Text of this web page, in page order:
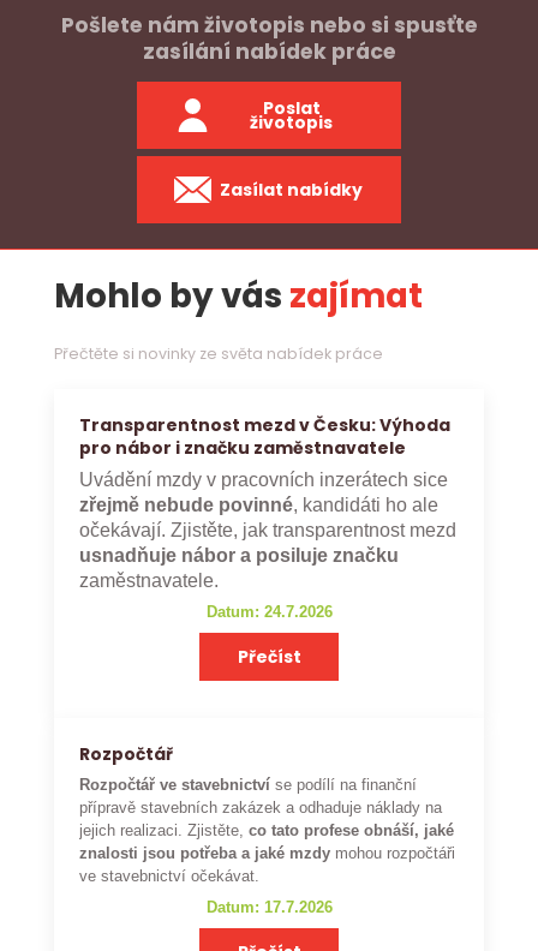
Pošlete nám životopis nebo si spusťte
zasílání nabídek práce
Poslat
životopis
Zasílat nabídky
Mohlo by vás zajímat
Přečtěte si novinky ze světa nabídek práce
Transparentnost mezd v Česku: Výhoda
pro nábor i značku zaměstnavatele
Uvádění mzdy v pracovních inzerátech sice
zřejmě nebude povinné, kandidáti ho ale
očekávají. Zjistěte, jak transparentnost mezd
usnadňuje nábor a posiluje značku
zaměstnavatele.
Datum: 24.7.2026
Přečíst
Rozpočtář
Rozpočtář ve stavebnictví se podílí na finanční
přípravě stavebních zakázek a odhaduje náklady na
jejich realizaci. Zjistěte,co tato profese obnáší, jaké
znalosti jsou potřeba a jaké mzdy mohou rozpočtáři
ve stavebnictví očekávat.
Datum: 17.7.2026